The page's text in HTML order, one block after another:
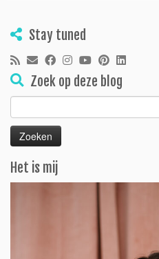
Stay tuned
Zoek op deze blog
Zoeken
naar:
Het is mij